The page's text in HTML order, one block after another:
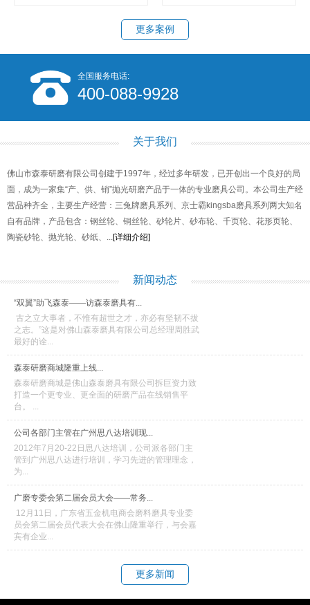
更多案例
全国服务电话:
400-088-9928
关于我们
佛山市森泰研磨有限公司创建于1997年，经过多年研发，已开创出一个良好的局
面，成为一家集“产、供、销”抛光研磨产品于一体的专业磨具公司。本公司生产经
营品种齐全，主要生产经营：三兔牌磨具系列、京士霸kingsba磨具系列两大知名
自有品牌，产品包含：钢丝轮、铜丝轮、砂轮片、砂布轮、千页轮、花形页轮、
陶瓷砂轮、抛光轮、砂纸、...[详细介绍]
新闻动态
“双翼”助飞森泰——访森泰磨具有...
古之立大事者，不惟有超世之才，亦必有坚韧不拔
之志。”这是对佛山森泰磨具有限公司总经理周胜武
最好的诠...
森泰研磨商城隆重上线...
森泰研磨商城是佛山森泰磨具有限公司拆巨资力致
打造一个更专业、更全面的研磨产品在线销售平
台。 ...
公司各部门主管在广州思八达培训现...
2012年7月20-22日思八达培训，公司派各部门主
管到广州思八达进行培训，学习先进的管理理念，
为...
广磨专委会第二届会员大会——常务...
12月11日，广东省五金机电商会磨料磨具专业委
员会第二届会员代表大会在佛山隆重举行，与会嘉
宾有企业...
更多新闻